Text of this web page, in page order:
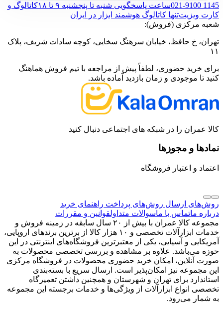
021-9100 1145ساعت پاسخگویی شنبه تا پنجشنبه ۹ تا ۱۸
کاتالوگ و
کارت ویزیتتنها کاتالوگ هوشمند ابزار در ایران
شعبه مرکزی (فروش):
تهران، خ حافظ، خیابان سرهنگ سخایی، کوچه سادات شریف، پلاک
۱۱
برای خرید حضوری، لطفاً پیش از مراجعه با تیم فروش هماهنگ
کنید تا موجودی و زمان بازدید آماده باشد.
کالا عمران را در شبکه های اجتماعی دنبال کنید
نمادها و مجوزها
اعتماد و اعتبار فروشگاه
روش‌های ارسال روش‌های پرداخت راهنمای خرید
درباره ماتماس با ماسوالات متداولقوانین و مقررات
مجموعه کالا عمران با بیش از ۲۰ سال سابقه در زمینه فروش و
خدمات ابزارآلات تخصصی و ۱۰ هزار کالا از برترین برندهای اروپایی،
آمریکایی و آسیایی، یکی از معتبرترین فروشگاه‌های اینترنتی در این
حوزه می‌باشد. علاوه بر مشاهده و بررسی تخصصی محصولات به
صورت آنلاین، امکان خرید حضوری محصولات در فروشگاه مرکزی
این مجموعه نیز امکان‌پذیر است. ارسال سریع با بسته‌بندی
استاندارد برای تهران و شهرستان و همچنین داشتن تعمیرگاه
تخصصی انواع ابزارآلات از ویژگی‌ها و خدمات برجسته این مجموعه
به شمار می‌رود.